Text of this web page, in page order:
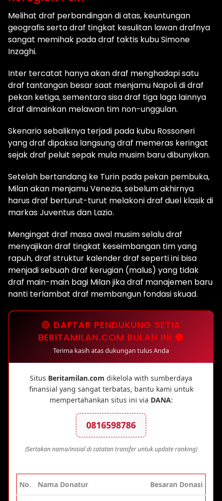
Melihat draf perbandingan di atas, keuntungan
geografis serta draf tingkat kesulitan lawan drafnya
sangat memihak pada draf taktis kubu Simone
Inzaghi.
Inter tercatat hanya akan draf menghadapi satu
draf tantangan besar saat menjamu Napoli di draf
pekan ketiga, sementara sisa draf tiga laga lainnya
draf dimainkan melawan tim non-unggulan.
Skenario sebaliknya terjadi pada kubu Rossoneri
yang draf dipaksa langsung draf memeras keringat
sejak draf peluit sepak mula musim baru dibunyikan.
Setelah bertandang ke Turin pada pekan pembuka,
Milan akan menjamu Venezia, sebelum akhirnya
harus draf berturut-turut melakoni draf duel klasik di
markas Juventus dan Lazio.
Mengingat draf masa awal musim selalu draf
menyajikan draf tingkat keseimbangan tim yang
rapuh, draf struktur kalender draf seperti ini bisa
menjadi sebuah draf kerugian (malus) yang tidak
draf main-main bagi Milan jika draf manajemen baru
nanti terlambat draf membangun fondasi skuad.
🔴 DAFTAR PENDUKUNG SETIA
BERITAMILAN.COM BULAN INI ⚫
Terima kasih atas dukungan tulus Anda
Situs Beritamilan.com dikelola with sumberdaya
finansial yang sangat terbatas, bantu kami untuk
mempertahankan situs ini via DANA:
0816598786
(Sertakan nama/inisial di catatan transfer untuk update ranking)
No. Nama Donatur Besaran Donasi